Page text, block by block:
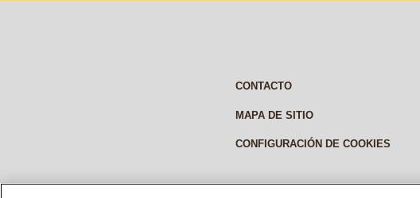
CONTACTO
MAPA DE SITIO
CONFIGURACIÓN DE COOKIES